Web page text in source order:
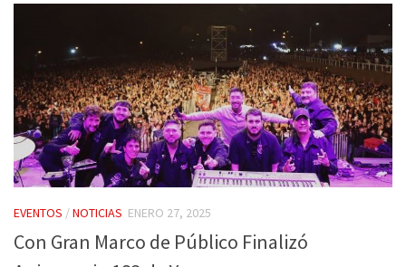
EVENTOS /NOTICIAS ENERO 27, 2025
Con Gran Marco de Público Finalizó